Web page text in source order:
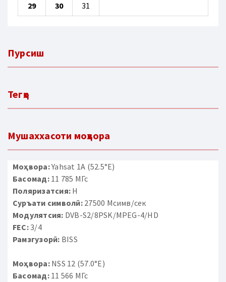
29 30 31
Пурсиш
Тегҳо
Мушаххасоти моҳвора
Моҳвора:Yahsat 1A (52.5°E)
Басомад:11 785 МГс
Поляризатсия: H
Суръати символӣ:27500 Мсимв/сек
Модулятсия: DVB-S2/8PSK/MPEG-4/HD
FEC:3/4
Рамзгузорӣ: BISS
Моҳвора:NSS 12 (57.0°E)
Басомад:11 566 МГс